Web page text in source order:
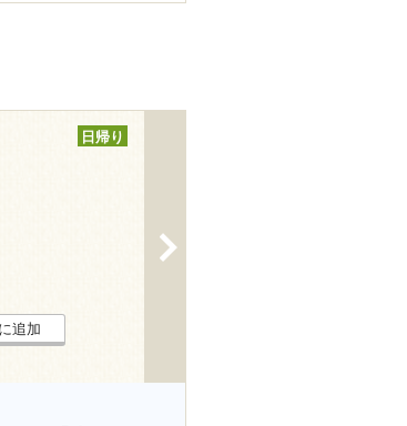
日帰り
追加